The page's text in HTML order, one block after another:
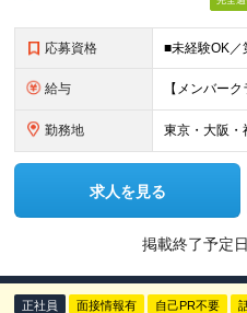
応募資格
給与
勤務地
求人を見る
掲載終了予定
正社員 面接情報有 自己PR不要